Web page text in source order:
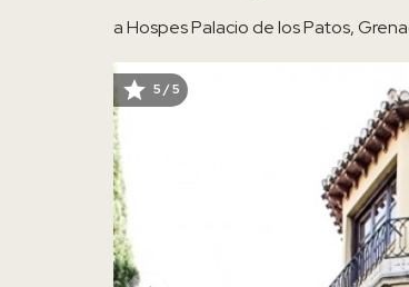
a Hospes Palacio de los Patos,
IMAGE
5 / 5